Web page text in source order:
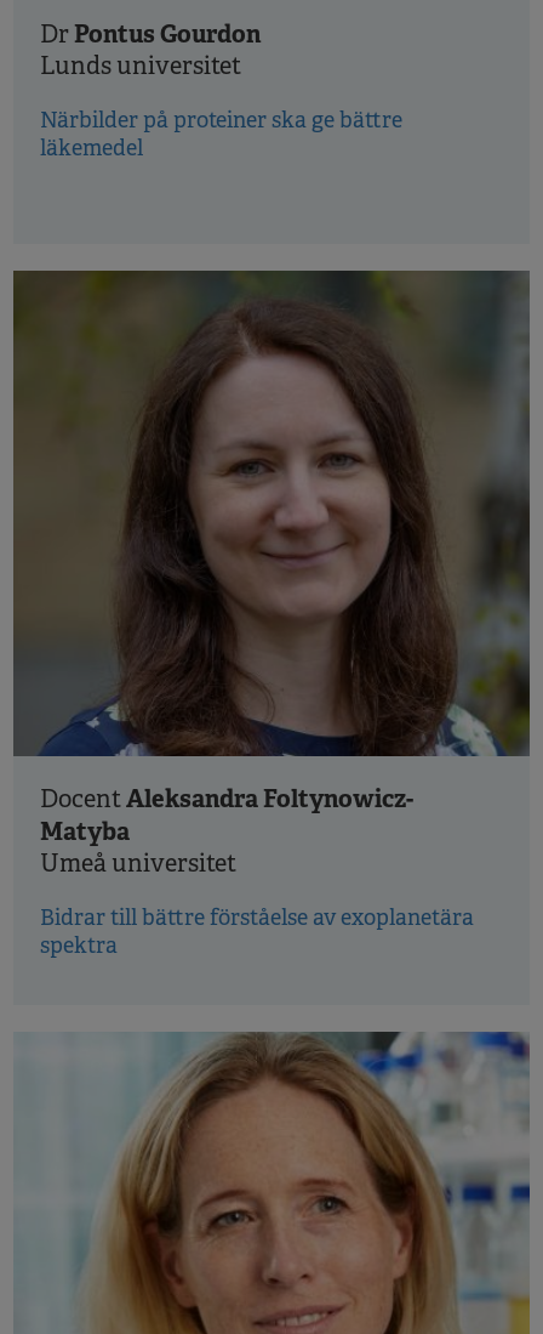
DrPontus Gourdon
Lunds universitet
Närbilder på proteiner ska ge bättre
läkemedel
DocentAleksandra Foltynowicz-
Matyba
Umeå universitet
Bidrar till bättre förståelse av exoplanetära
spektra